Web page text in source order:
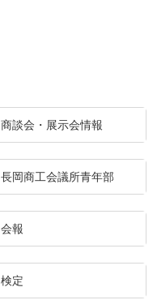
商談会・展示会情報
長岡商工会議所青年部
会報
検定